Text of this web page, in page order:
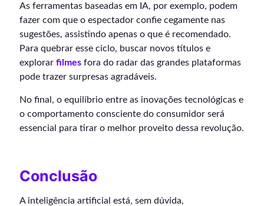
As ferramentas baseadas em IA, por exemplo, podem
fazer com que o espectador confie cegamente nas
sugestões, assistindo apenas o que é recomendado.
Para quebrar esse ciclo, buscar novos títulos e
explorar filmes fora do radar das grandes plataformas
pode trazer surpresas agradáveis.
No final, o equilíbrio entre as inovações tecnológicas e
o comportamento consciente do consumidor será
essencial para tirar o melhor proveito dessa revolução.
Conclusão
A inteligência artificial está, sem dúvida,